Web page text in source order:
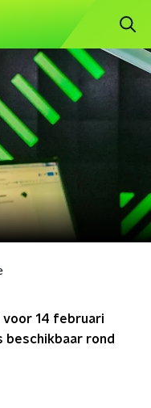
voor 14 februari
beschikbaar rond